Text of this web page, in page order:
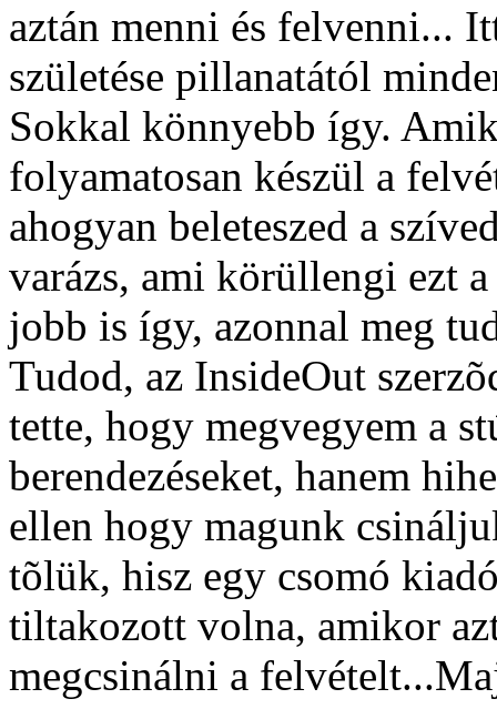
aztán menni és felvenni...
születése pillanatától
Sokkal könnyebb így.
folyamatosan készül a
ahogyan beleteszed a
varázs, ami körüllengi ezt
jobb is így, azonnal meg
Tudod, az InsideOut
tette, hogy megvegyem a
berendezéseket, hanem
ellen hogy magunk
tõlük, hisz egy csomó
tiltakozott volna, amikor
megcsinálni a